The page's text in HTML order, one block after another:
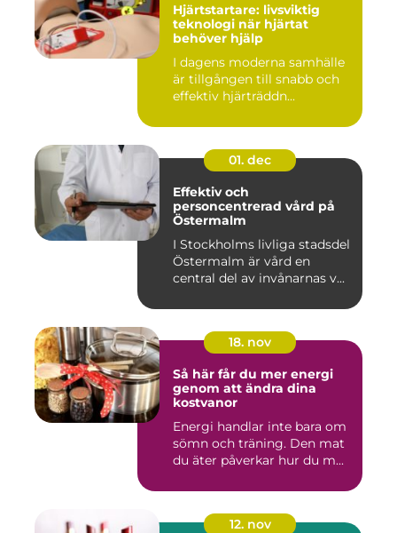
Hjärtstartare: livsviktig
teknologi när hjärtat
behöver hjälp
I dagens moderna samhälle
är tillgången till snabb och
effektiv hjärträddn...
01. dec
Effektiv och
personcentrerad vård på
Östermalm
I Stockholms livliga stadsdel
Östermalm är vård en
central del av invånarnas v...
18. nov
Så här får du mer energi
genom att ändra dina
kostvanor
Energi handlar inte bara om
sömn och träning. Den mat
du äter påverkar hur du m...
12. nov